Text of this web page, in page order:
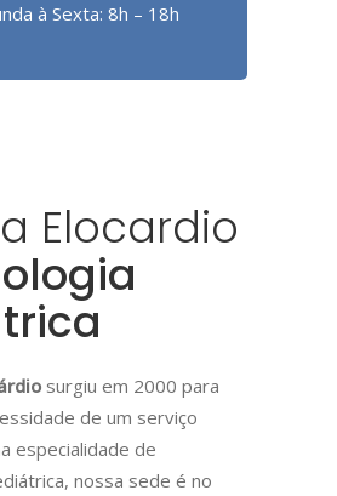
à Sexta: 8h – 18h
Elocardio
surgiu em 2000 para
de um serviço
especialidade de
nossa sede é no